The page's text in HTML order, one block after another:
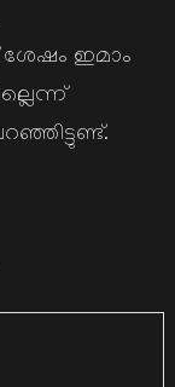
ഇമാം